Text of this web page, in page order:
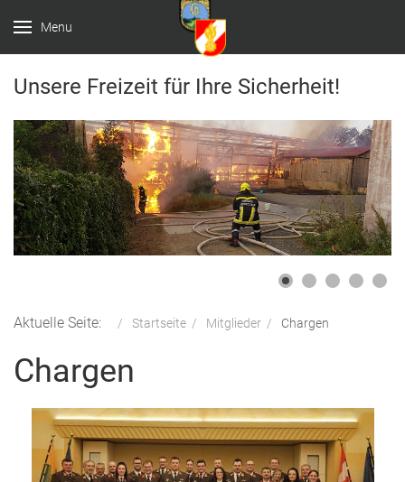
Menu
Unsere Freizeit für Ihre Sicherheit!
Aktuelle Seite: Startseite Mitglieder Chargen
Chargen